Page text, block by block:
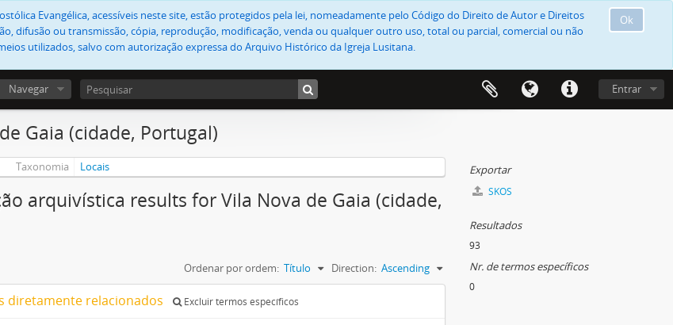
Ok
Evangélica, acessíveis neste site, estão protegidos pela lei, nomeadamente pelo Código do Direito de Autor e Direitos
difusão ou transmissão, cópia, reprodução, modificação, venda ou qualquer outro uso, total ou parcial, comercial ou não
utilizados, salvo com autorização expressa do Arquivo Histórico da Igreja Lusitana.
Entrar
Navegar
Gaia (cidade, Portugal)
Taxonomia Locais
arquivística results for Vila Nova de Gaia (cidade,
Ordenar por ordem: Título Direction: Ascending
diretamente relacionados Excluir termos específicos
Exportar
SKOS
Resultados
93
Nr. de termos específicos
0